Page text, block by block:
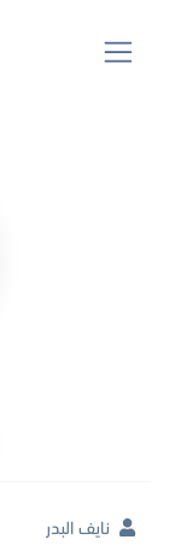
نايف البدر